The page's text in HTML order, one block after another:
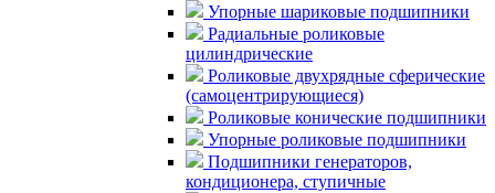
Упорные шариковые подшипники
Радиальные роликовые
цилиндрические
Роликовые двухрядные сферические
(самоцентрирующиеся)
Роликовые конические подшипники
Упорные роликовые подшипники
Подшипники генераторов,
кондиционера, ступичные